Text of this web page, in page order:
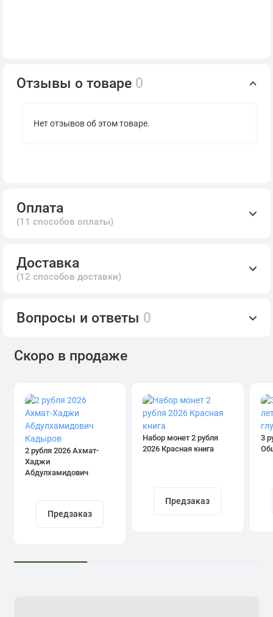
Отзывы о товаре 0
Нет отзывов об этом товаре.
Оплата
(11 способов оплаты)
Доставка
(12 способов доставки)
Вопросы и ответы 0
Скоро в продаже
2 рубля 2026 Ахмат-
Хаджи
Абдулхамидович
Предзаказ
Набор монет 2 рубля
2026 Красная книга
Предзаказ
3